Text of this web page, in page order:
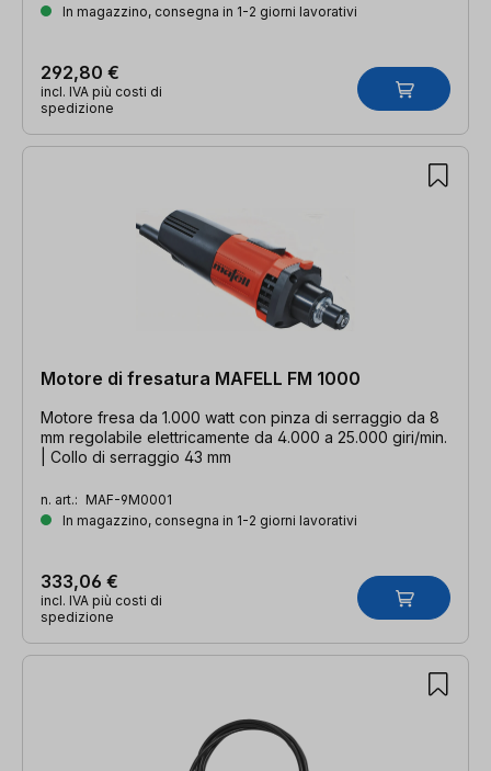
In magazzino, consegna in 1-2 giorni lavorativi
292,80 €
incl. IVA più costi di
spedizione
Motore di fresatura MAFELL FM 1000
Motore fresa da 1.000 watt con pinza di serraggio da 8
mm regolabile elettricamente da 4.000 a 25.000 giri/min.
| Collo di serraggio 43 mm
n. art.: MAF-9M0001
In magazzino, consegna in 1-2 giorni lavorativi
333,06 €
incl. IVA più costi di
spedizione